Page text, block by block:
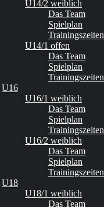
U14/2 weiblich
Das Team
Spielplan
Trainingszeiten
U14/1 offen
Das Team
Spielplan
Trainingszeiten
U16
U16/1 weiblich
Das Team
Spielplan
Trainingszeiten
U16/2 weiblich
Das Team
Spielplan
Trainingszeiten
U18
U18/1 weiblich
Das Team